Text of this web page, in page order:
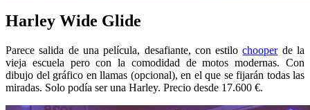
Harley Wide Glide
Parece salida de una película, desafiante, con estilochooperde la
vieja escuela pero con la comodidad de motos modernas. Con
dibujo del gráfico en llamas (opcional), en el que se fijarán todas las
miradas. Solo podía ser una Harley. Precio desde 17.600 €.